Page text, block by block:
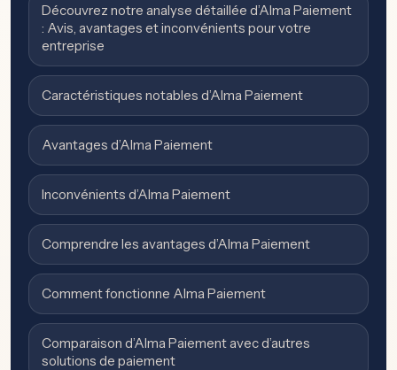
Découvrez notre analyse détaillée d’Alma Paiement
: Avis, avantages et inconvénients pour votre
entreprise
Caractéristiques notables d’Alma Paiement
Avantages d’Alma Paiement
Inconvénients d’Alma Paiement
Comprendre les avantages d’Alma Paiement
Comment fonctionne Alma Paiement
Comparaison d’Alma Paiement avec d’autres
solutions de paiement